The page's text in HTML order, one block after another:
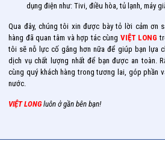
dụng điện như: Tivi, điều hòa, tủ lạnh, máy
Qua đây, chúng tôi xin được bày tỏ lời cảm ơn
hàng đã quan tâm và hợp tác cùng VIỆT LONG
tôi sẽ nỗ lực cố gắng hơn nữa để giúp bạn lựa
dịch vụ chất lượng nhất để bạn được an toàn.
cùng quý khách hàng trong tương lai, góp phần
nước.
VIỆT LONGluôn ở gần bên bạn!